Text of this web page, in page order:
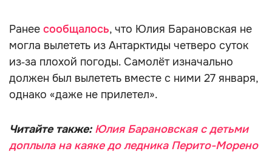
Ранее сообщалось, что Юлия Барановская не
могла вылететь из Антарктиды четверо суток
из‑за плохой погоды. Самолёт изначально
должен был вылететь вместе с ними 27 января,
однако «даже не прилетел».
Читайте также: Юлия Барановская с детьми
доплыла на каяке до ледника Перито-Морено